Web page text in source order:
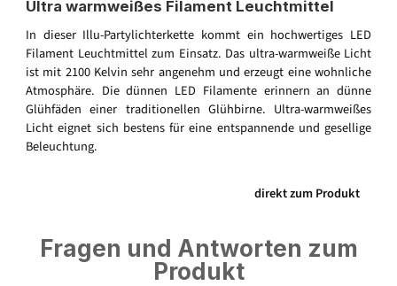
Ultra warmweißes Filament Leuchtmittel
In dieser Illu-Partylichterkette kommt ein hochwertiges LED
Filament Leuchtmittel zum Einsatz. Das ultra-warmweiße Licht
ist mit 2100 Kelvin sehr angenehm und erzeugt eine wohnliche
Atmosphäre. Die dünnen LED Filamente erinnern an dünne
Glühfäden einer traditionellen Glühbirne. Ultra-warmweißes
Licht eignet sich bestens für eine entspannende und gesellige
Beleuchtung.
direkt zum Produkt
Fragen und Antworten zum
Produkt